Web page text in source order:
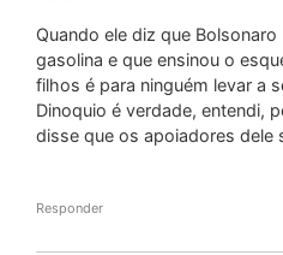
Quando ele diz que
gasolina e que ensinou o
filhos é para ninguém levar a
Dinoquio é verdade, entendi,
disse que os apoiadores dele
Responder